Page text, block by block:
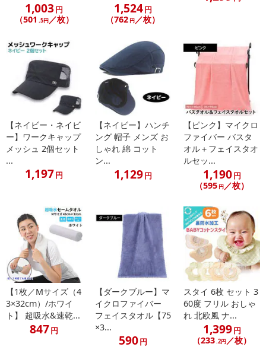
休業日
その他共通および商品カテゴリー別注意事項（※必ずご確認くだ
さい）
こちらの情報は 時点での情報となります。
1,003円
（501 .5円／枚）
1,524円
（762 円 ／枚）
【ネイビー・ネイビ
ー】ワークキャップ
メッシュ 2個セット
...
1,197円
【ネイビー】ハンチ
ング 帽子 メンズ お
しゃれ 綿 コット
ン...
1,129円
【ピンク】マイクロ
ファイバー バスタ
オル＋フェイスタオ
ルセッ...
1,190円
（595 円／枚）
【1枚／Mサイズ（4
3×32cm）/ホワイ
ト】 超吸水&速乾...
847円
【ダークブルー】マ
イクロファイバー
フェイスタオル【75
×3...
590円
スタイ 6枚 セット 3
60度 フリル おしゃ
れ 北欧風 ナ...
1,399円
（233.2円／枚）